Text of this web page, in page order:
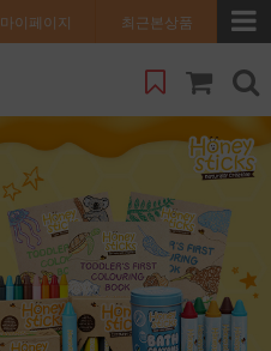
마이페이지 최근본상품